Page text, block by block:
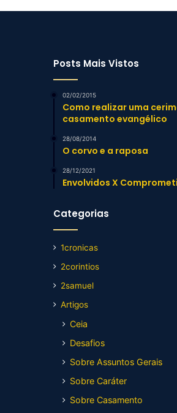
Posts Mais Vistos
02/02/2015
Como realizar uma
casamento evangélico
28/08/2014
O corvo e a raposa
28/12/2021
Envolvidos X
Categorias
1cronicas
2corintios
2samuel
Artigos
Ceia
Desafios
Sobre Assuntos Gerais
Sobre Caráter
Sobre Casamento